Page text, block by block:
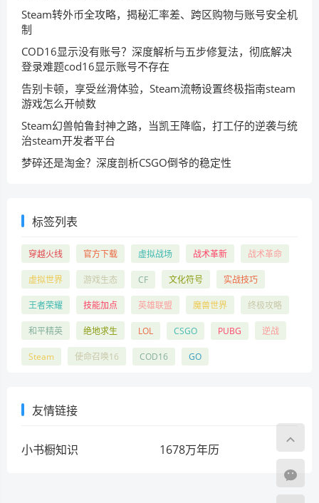
Steam转外币全攻略，揭秘汇率差、跨区购物与账号安全机
制
COD16显示没有账号？深度解析与五步修复法，彻底解决
登录难题cod16显示账号不存在
告别卡顿，享受丝滑体验，Steam流畅设置终极指南steam
游戏怎么开帧数
Steam幻兽帕鲁封神之路，当凯王降临，打工仔的逆袭与统
治steam开发者平台
梦碎还是淘金？深度剖析CSGO倒爷的稳定性
标签列表
穿越火线 官方下载 虚拟战场 战术革新 战术革命
虚拟世界 游戏生态 CF 文化符号 实战技巧
王者荣耀 技能加点 英雄联盟 魔兽世界 终极攻略
和平精英 绝地求生 LOL CSGO PUBG 逆战
Steam 使命召唤16 COD16 GO
友情链接
小书橱知识 1678万年历